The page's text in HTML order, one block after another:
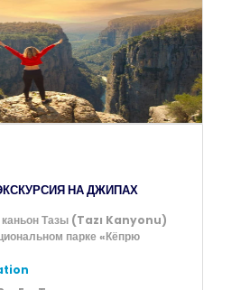
from
$55
НА ДЖИПАХ
каньон Тазы (Tazı Kanyonu)
парке «Кёпрю